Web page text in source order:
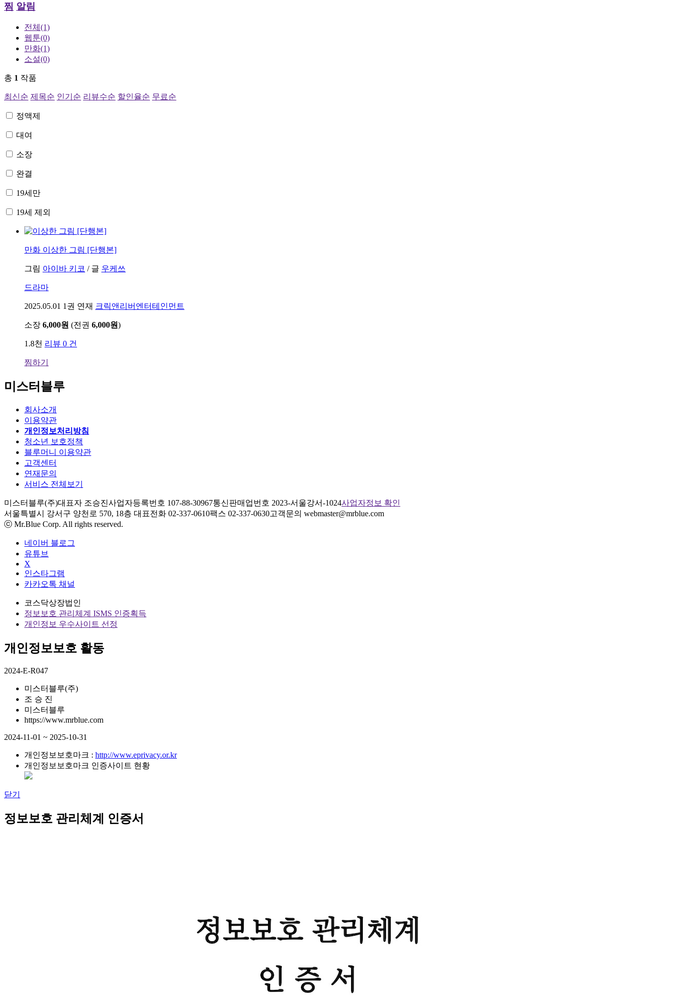
찜 알림
전체 (1)
웹툰(0)
만화(1)
소설(0)
총 1 작품
최신순 제목순 인기순 리뷰수순 할인율순 무료순
정액제
대여
소장
완결
19세만
19세 제외
만화 이상한 그림 [단행본]
그림 아이바 키코 / 글 우케쓰
드라마
2025.05.01 1권 연재 크릭앤리버엔터테인먼트
소장 6,000원 (전권 6,000원)
1.8천 리뷰 0 건
찜하기
미스터블루
회사소개
이용약관
개인정보처리방침
청소년 보호정책
블루머니 이용약관
고객센터
연재문의
서비스 전체보기
미스터블루(주)대표자 조승진사업자등록번호 107-88-30967통신판매업번호 2023-서울강서-1024사업자정보 확인
서울특별시 강서구 양천로 570, 18층 대표전화 02-337-0610팩스 02-337-0630고객문의 webmaster@mrblue.com
ⓒ Mr.Blue Corp. All rights reserved.
네이버 블로그
유튜브
X
인스타그램
카카오톡 채널
코스닥상장법인
정보보호 관리체계 ISMS 인증획득
개인정보 우수사이트 선정
개인정보보호 활동
2024-E-R047
미스터블루(주)
조 승 진
미스터블루
https://www.mrblue.com
2024-11-01 ~ 2025-10-31
개인정보보호마크 : http://www.eprivacy.or.kr
개인정보보호마크 인증사이트 현황
닫기
정보보호 관리체계 인증서